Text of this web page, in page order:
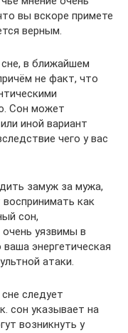
вы вскоре примете
верным.
в ближайшем
не факт, что
Сон может
иной вариант
чего у вас
замуж за мужа,
как
сон,
уязвимы в
энергетическая
атаки.
следует
сон указывает на
возникнуть у